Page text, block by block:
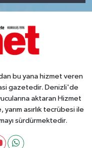
bu yana hizmet veren
gazetedir. Denizli'de
aktaran Hizmet
asırlık tecrübesi ile
sürdürmektedir.